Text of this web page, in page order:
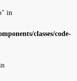
in
classes/code-